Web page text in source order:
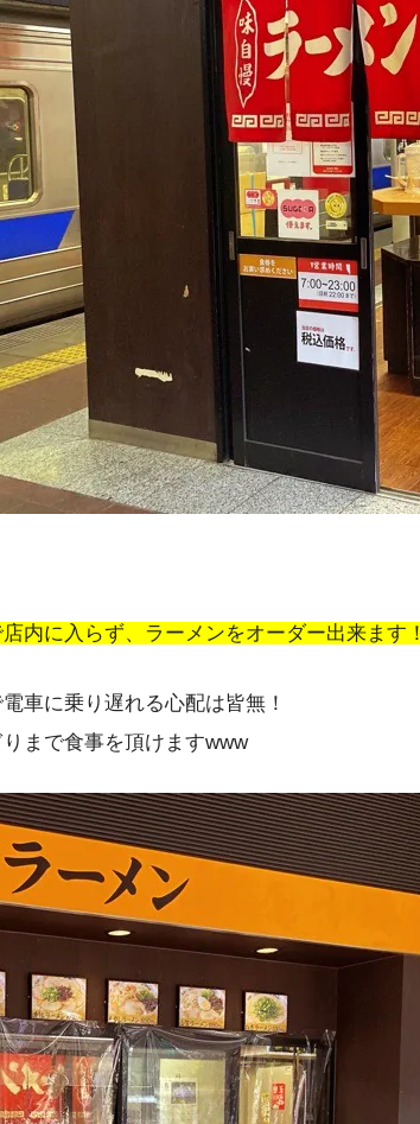
内に入らず、ラーメンをオーダー出来ます！
車に乗り遅れる心配は皆無！
まで食事を頂けますwww